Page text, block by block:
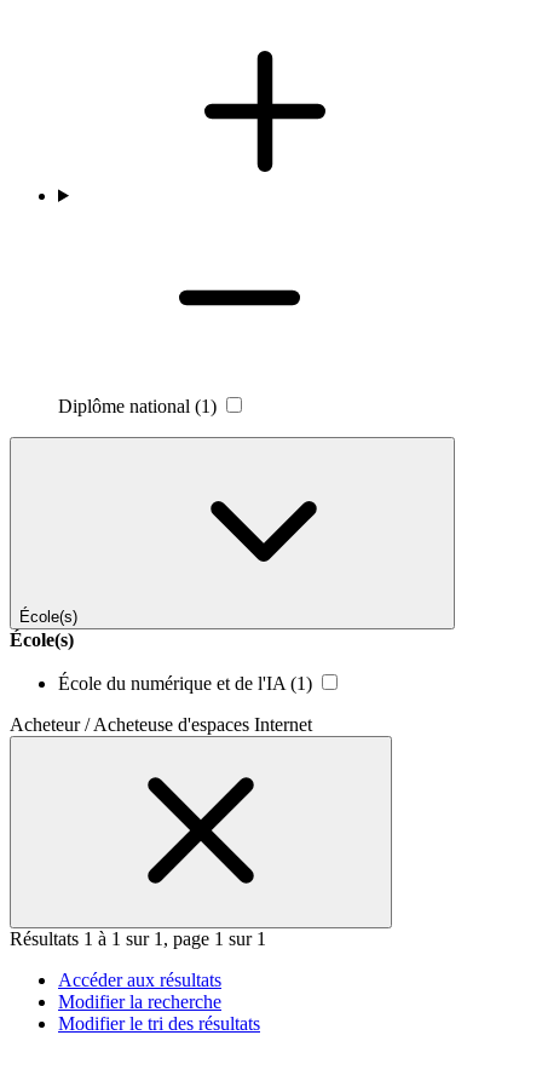
Diplôme national (1)
École(s)
École(s)
École du numérique et de l'IA (1)
Acheteur / Acheteuse d'espaces Internet
Résultats 1 à 1 sur 1, page 1 sur 1
Accéder aux résultats
Modifier la recherche
Modifier le tri des résultats